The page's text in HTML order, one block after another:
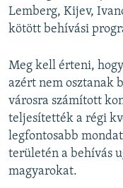
Lemberg, Kijev,
kötött behívási
Meg kell érteni,
azért nem osztanak
városra számított
teljesítették a régi
legfontosabb
területén a behívás
magyarokat.